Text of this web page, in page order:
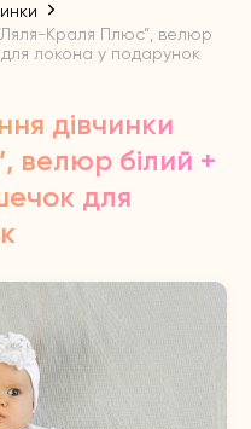
Краля Плюс”, велюр
для локона у подарунок
дівчинки
велюр білий +
для